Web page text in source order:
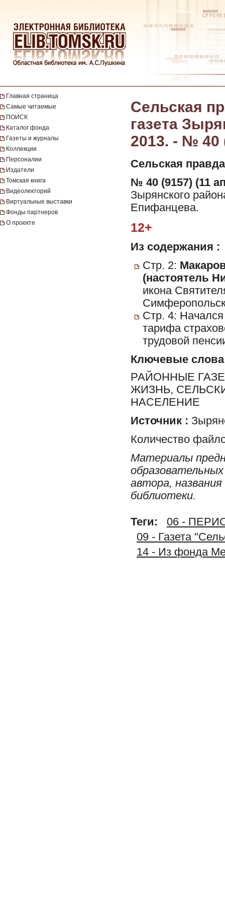
Главная страница
Самые читаемые
ПОИСК
Каталог фонда
Газеты и журналы
Коллекции
Персоналии
Издатели
Томская книга
Видеолекторий
Виртуальные выставки
Фонды партнеров
О проекте
Сельская
газета
2013. - № 40
Сельская
№ 40 (9157) (11
Зырянского
Епифанцева.
12+
Из содержания :
Стр. 2:
(настоятель
икона
Стр. 4:
тарифа
трудовой
Ключевые слова
РАЙОННЫЕ
ЖИЗНЬ,
НАСЕЛЕНИЕ
Источник :
Количество
Материалы
автора,
библиотеки.
Теги:
06 -
09 - Газета
14 - Из фонда